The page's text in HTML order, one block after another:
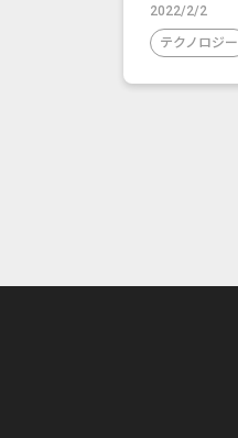
2022/2/2
テクノロジー